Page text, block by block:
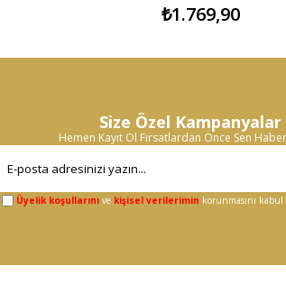
₺1.769,90
Size Özel Kampanyalar
Hemen Kayıt Ol Fırsatlardan Önce Sen
Üyelik koşullarınıve kişisel verilerimin korunmasını